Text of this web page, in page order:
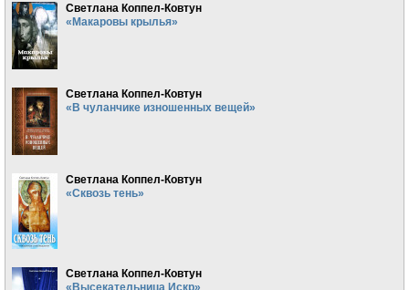
Светлана Коппел-Ковтун
«Макаровы крылья»
Светлана Коппел-Ковтун
«В чуланчике изношенных вещей»
Светлана Коппел-Ковтун
«Сквозь тень»
Светлана Коппел-Ковтун
«Высекательница Искр»